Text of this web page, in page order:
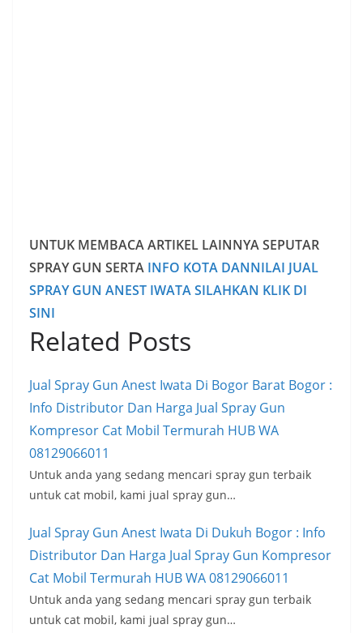
UNTUK MEMBACA ARTIKEL LAINNYA SEPUTAR
SPRAY GUN SERTA INFO KOTA DANNILAI JUAL
SPRAY GUN ANEST IWATA SILAHKAN KLIK DI
SINI
Related Posts
Jual Spray Gun Anest Iwata Di Bogor Barat Bogor :
Info Distributor Dan Harga Jual Spray Gun
Kompresor Cat Mobil Termurah HUB WA
08129066011
Untuk anda yang sedang mencari spray gun terbaik
untuk cat mobil, kami jual spray gun…
Jual Spray Gun Anest Iwata Di Dukuh Bogor : Info
Distributor Dan Harga Jual Spray Gun Kompresor
Cat Mobil Termurah HUB WA 08129066011
Untuk anda yang sedang mencari spray gun terbaik
untuk cat mobil, kami jual spray gun…